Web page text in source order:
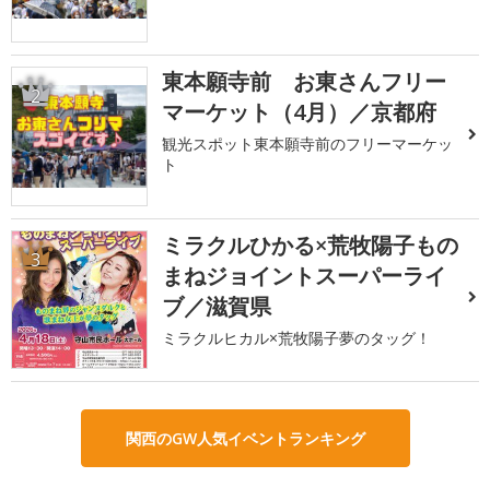
2
東本願寺前 お東さんフリー
マーケット（4月）／京都府
観光スポット東本願寺前のフリーマーケッ
ト
3
ミラクルひかる×荒牧陽子もの
まねジョイントスーパーライ
ブ／滋賀県
ミラクルヒカル×荒牧陽子夢のタッグ！
関西のGW人気イベントランキング